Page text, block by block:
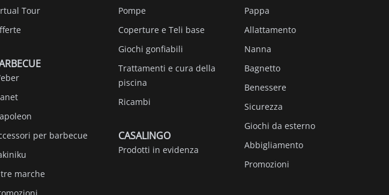
Tour
per barbecue
marche
Pompe
Coperture e Teli base
Giochi gonfiabili
Trattamenti e cura della
piscina
Ricambi
CASALINGO
Prodotti in evidenza
Pappa
Allattamento
Nanna
Bagnetto
Benessere
Sicurezza
Giochi da esterno
Abbigliamento
Promozioni